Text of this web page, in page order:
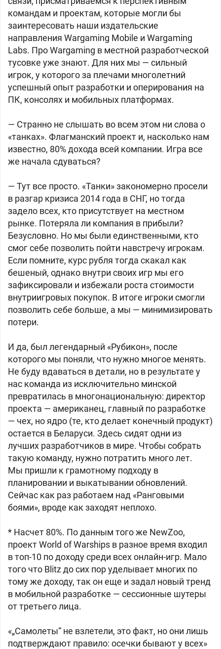
командам и проектам, которые могли бы
заинтересовать наши издательские
направления Wargaming Mobile и Wargaming
Labs. Про Wargaming в местной разработческой
тусовке уже знают. Для них мы — сильный
игрок, у которого за плечами многолетний
успешный опыт разработки и оперирования на
ПК, консолях и мобильных платформах.
— Странно не слышать во всем этом ни слова о
«танках». Флагманский проект и, насколько нам
известно, 80% дохода всей компании. Игра все
же начала сдуваться?
— Тут все просто. «Танки» закономерно просели
в разгар кризиса 2014 года в СНГ, но тогда
задело всех, кто присутствует на местном
рынке. Потеряла ли компания в прибыли?
Безусловно. Но мы были единственными, кто
смог себе позволить пойти навстречу игрокам.
Если помните, курс рубля тогда скакал как
бешеный, однако внутри своих игр мы его
зафиксировали и избежали роста стоимости
внутриигровых покупок. В итоге игроки смогли
позволить себе больше, а мы — минимизировать
потери.
И да, был легендарный «Рубикон», после
которого мы поняли, что нужно многое менять.
Не буду вдаваться в детали, но в результате у
нас команда из исключительно минской
превратилась в многонациональную: директор
проекта — американец, главный по разработке
— чех, но ядро (те, кто делает конечный продукт)
остается в Беларуси. Здесь сидят одни из
лучших разработчиков в мире. Чтобы собрать
такую команду, нужно потратить много лет.
Мы пришли к грамотному подходу в
планировании и выкатывании обновлений.
Сейчас как раз работаем над «Ранговыми
боями», вроде как заходят неплохо.
* Насчет 80%. По данным того же NewZoo,
проект World of Warships в разное время входил
в топ-10 по доходу среди всех онлайн-игр. Мало
того что Blitz до сих пор уделывает многих по
тому же доходу, так он еще и задал новый тренд
в мобильной разработке — сессионные шутеры
от третьего лица.
«„Самолеты“ не взлетели, это факт, но они лишь
подтверждают правило: осечки бывают у всех»